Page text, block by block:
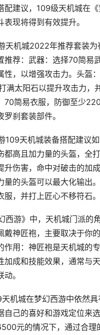
配建议，109级天机城在
表现将得到有效提升。
天机城2022年推荐套装为
推荐：武器：选择70简易
性，以增强攻击力。头盔
满太阳石以提升攻击力，
70简易衣服，防御至少
刹套装部件。
109天机城装备搭配建议如
都高且加力量的头盔，全打
升伤害，命中对破击的加
量的头盔可以最大化输出
服，并打上匠心不移符石。
西游》中，天机城门派的
戴神匠袍，主要取决于你
作用：神匠袍是天机城的
加成和技能效果，通常与
。
机城在梦幻西游中依然具
自己的喜好和游戏定位来
元的情况下，通过合理